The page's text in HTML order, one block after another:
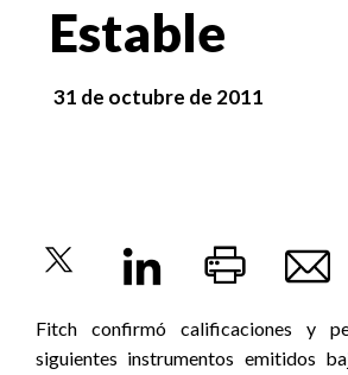
Estable
31 de octubre de 2011
Fitch confirmó calificaciones y
siguientes instrumentos emitidos